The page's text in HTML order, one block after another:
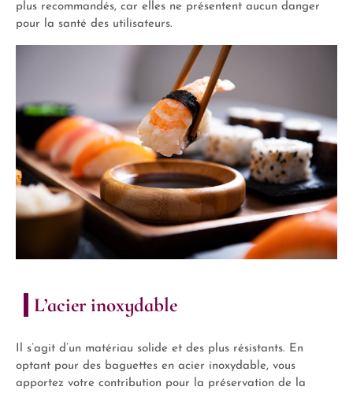
plus recommandés, car elles ne présentent aucun danger
pour la santé des utilisateurs.
L’acier inoxydable
Il s’agit d’un matériau solide et des plus résistants. En
optant pour des baguettes en acier inoxydable, vous
apportez votre contribution pour la préservation de la